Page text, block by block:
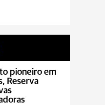
pioneiro em
Reserva